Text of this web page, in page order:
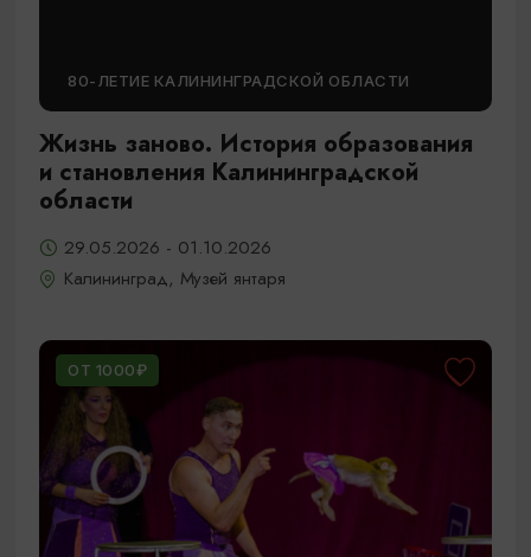
80-ЛЕТИЕ КАЛИНИНГРАДСКОЙ ОБЛАСТИ
Жизнь заново. История образования
и становления Калининградской
области
29.05.2026 - 01.10.2026
Калининград, Музей янтаря
ОТ 1000₽